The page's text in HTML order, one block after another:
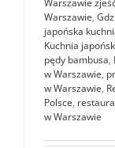
Warszawie
Warszawie,
japońska
Kuchnia
pędy bambusa,
w Warszawie,
w Warszawie,
Polsce,
w Warszawie